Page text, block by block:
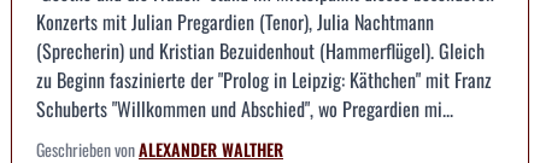
Konzerts mit Julian Pregardien (Tenor), Julia Nachtmann
(Sprecherin) und Kristian Bezuidenhout (Hammerflügel). Gleich
zu Beginn faszinierte der "Prolog in Leipzig: Käthchen" mit Franz
Schuberts "Willkommen und Abschied", wo Pregardien mi...
Geschrieben vonALEXANDER WALTHER